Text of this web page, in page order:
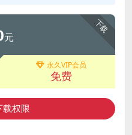
下载
元
永久VIP会员
免费
载权限